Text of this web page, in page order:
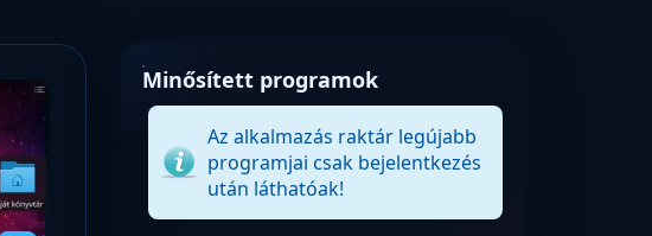
Minősített programok
Az alkalmazás raktár legújabb
programjai csak bejelentkezés
után láthatóak!